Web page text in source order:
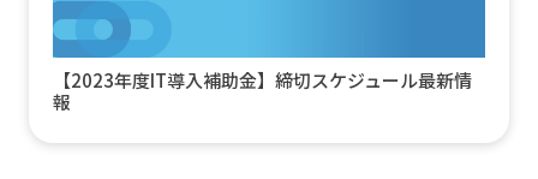
【2023年度IT導入補助金】締切スケジュール最新情
報